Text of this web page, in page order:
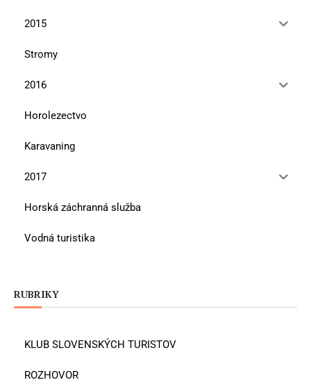
2015
Stromy
2016
Horolezectvo
Karavaning
2017
Horská záchranná služba
Vodná turistika
RUBRIKY
KLUB SLOVENSKÝCH TURISTOV
ROZHOVOR